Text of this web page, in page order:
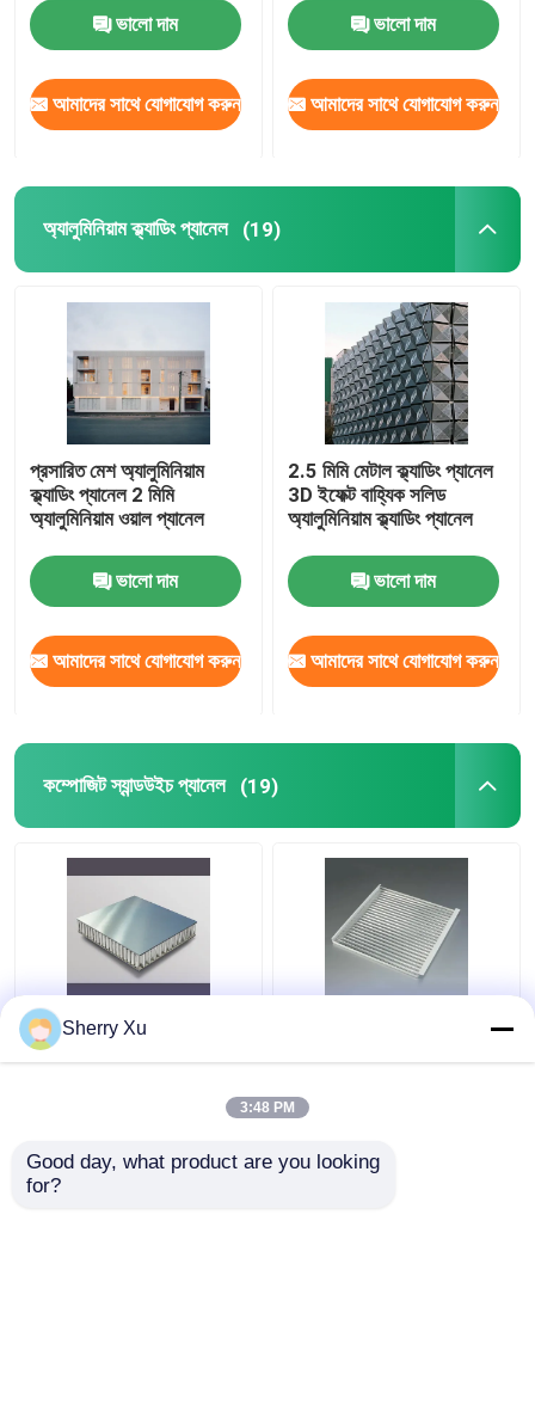
ভালো দাম
আমাদের সাথে যোগাযোগ করুন
ভালো দাম
আমাদের সাথে যোগাযোগ করুন
অ্যালুমিনিয়াম ক্ল্যাডিং প্যানেল (19)
প্রসারিত মেশ অ্যালুমিনিয়াম
ক্ল্যাডিং প্যানেল 2 মিমি
অ্যালুমিনিয়াম ওয়াল প্যানেল
ভালো দাম
আমাদের সাথে যোগাযোগ করুন
2.5 মিমি মেটাল ক্ল্যাডিং প্যানেল
3D ইফেক্ট বাহ্যিক সলিড
অ্যালুমিনিয়াম ক্ল্যাডিং প্যানেল
ভালো দাম
আমাদের সাথে যোগাযোগ করুন
কম্পোজিট স্যান্ডউইচ প্যানেল (19)
অ্যালুমিনিয়াম কোর কম্পোজিট
স্যান্ডউইচ প্যানেল 0.06 মিমি
Sherry Xu
3:48 PM
Good day, what product are you looking
for?